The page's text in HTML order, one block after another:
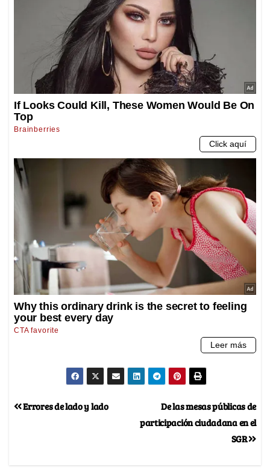
De las mesas públicas de
participación ciudadana en el
SGR
Errores de lado y lado